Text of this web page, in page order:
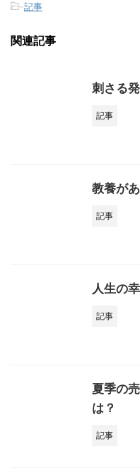
-記事
関連記事
刺さる
記事
教養が
記事
人生の
記事
夏季の
は？
記事